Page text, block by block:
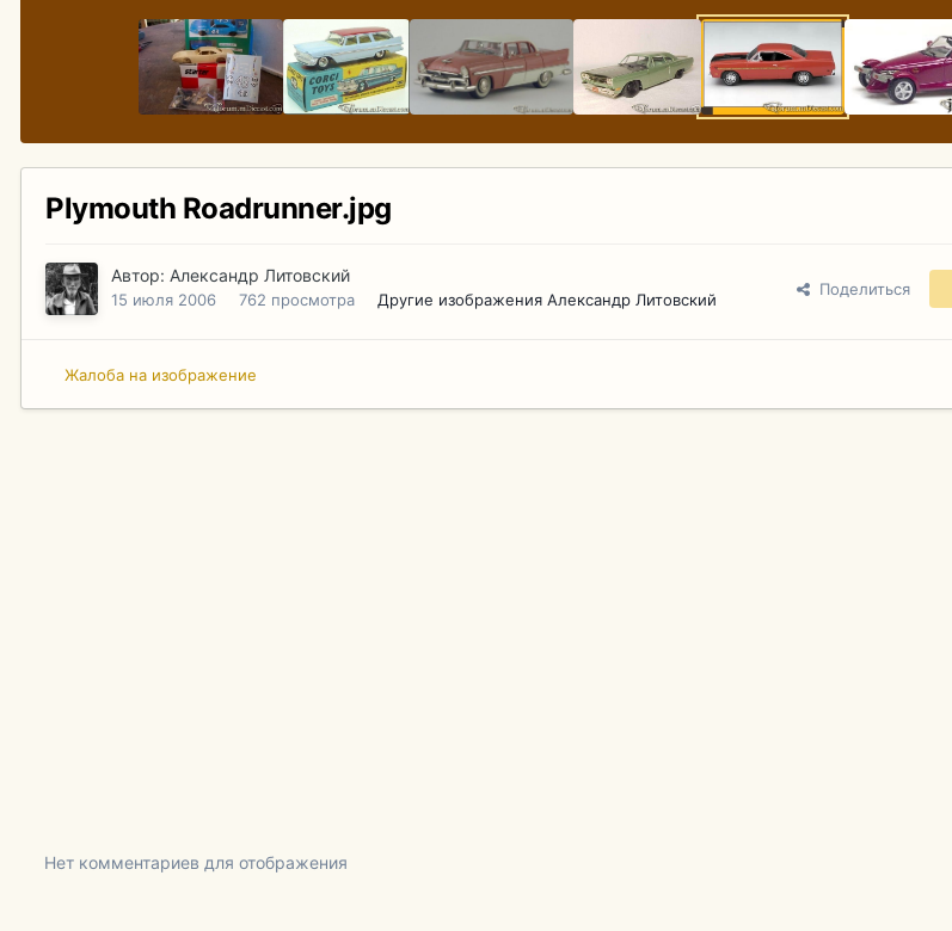
Plymouth Roadrunner.jpg
Автор: Александр Литовский
15 июля 2006 762 просмотра Другие изображения Александр Литовский
Поделиться
Жалоба на изображение
Нет комментариев для отображения